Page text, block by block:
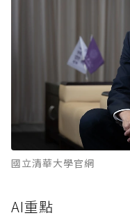
國立清華大學官網
AI重點